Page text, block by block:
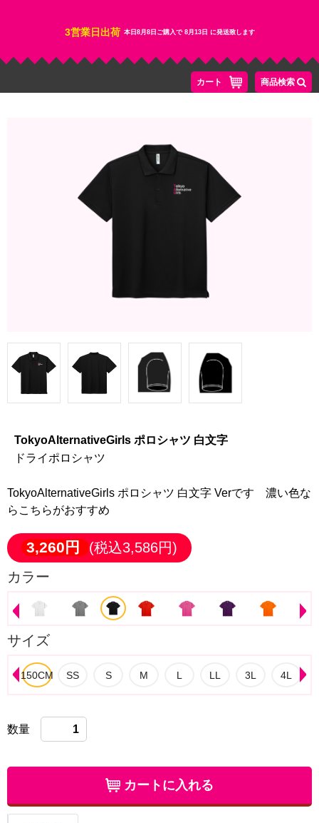
3営業日出荷 本日 8月8日 ご購入で8月13日 に発送致します
カート 商品検索
TokyoAlternativeGirls ポロシャツ 白文字
ドライポロシャツ
TokyoAlternativeGirls ポロシャツ 白文字 Verです 濃い色な
らこちらがおすすめ
3,260円
(税込3,586円)
カラー
サイズ
数量
カートに入れる